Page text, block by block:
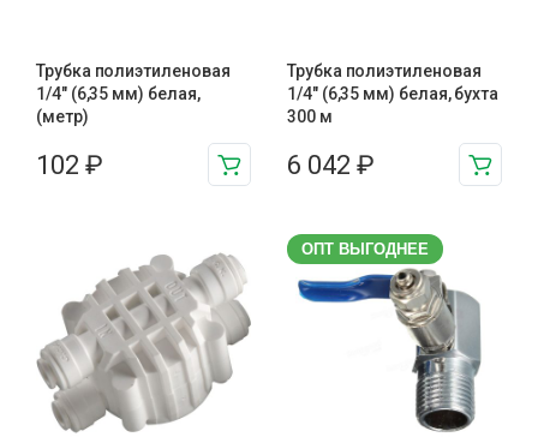
Трубка полиэтиленовая
1/4″ (6,35 мм) белая,
(метр)
102 ₽
Трубка полиэтиленовая
1/4″ (6,35 мм) белая, бухта
300 м
6 042 ₽
ОПТ ВЫГОДНЕЕ